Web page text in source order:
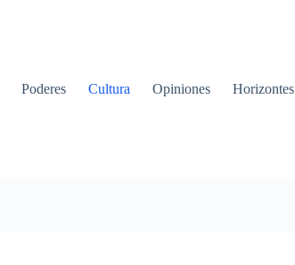
Poderes Cultura Opiniones Horizontes